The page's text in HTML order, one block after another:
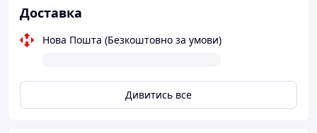
Доставка
Нова Пошта (Безкоштовно за умови)
Дивитись все